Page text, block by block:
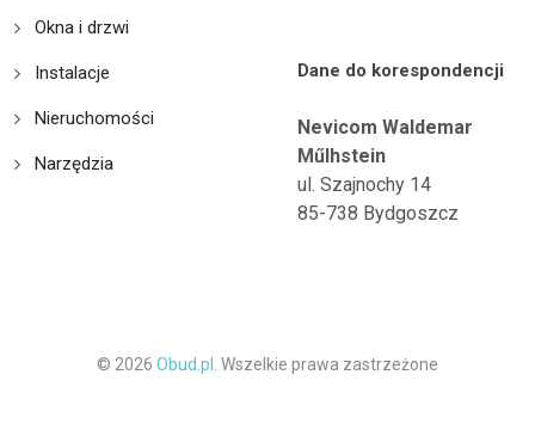
Okna i drzwi
Instalacje
Nieruchomości
Narzędzia
Dane do korespondencji
Nevicom Waldemar
Műlhstein
ul. Szajnochy 14
85-738 Bydgoszcz
© 2026 Obud.pl. Wszelkie prawa zastrzeżone